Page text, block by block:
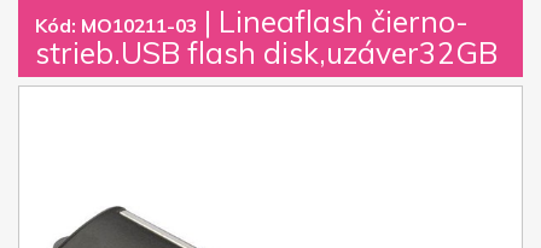
Kód: MO10211-03 | Lineaflash čierno-
strieb.USB flash disk,uzáver32GB